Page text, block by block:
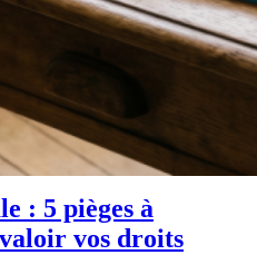
: 5 pièges à
vos droits